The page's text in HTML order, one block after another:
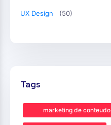
UX Design (50)
Tags
marketing de conteudo